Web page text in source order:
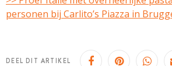
personen bij Carlito’s Piazza in
DEEL DIT ARTIKEL